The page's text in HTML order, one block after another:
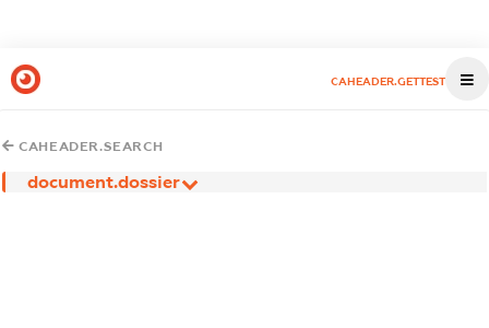
CAHEADER.GETTEST
CAHEADER.SEARCH
document.dossier